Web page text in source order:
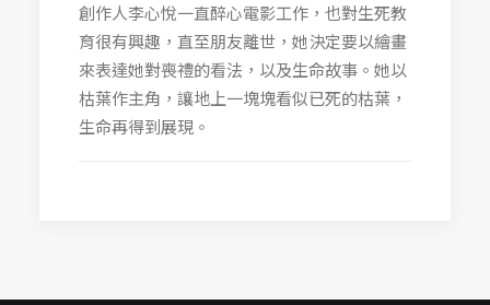
創作人李心悅一直醉心電影工作，也對生死教
育很有興趣，直至朋友離世，她決定要以繪畫
來表達她對喪禮的看法，以及生命故事。她以
枯葉作主角，讓地上一塊塊看似已死的枯葉，
生命再得到展現。